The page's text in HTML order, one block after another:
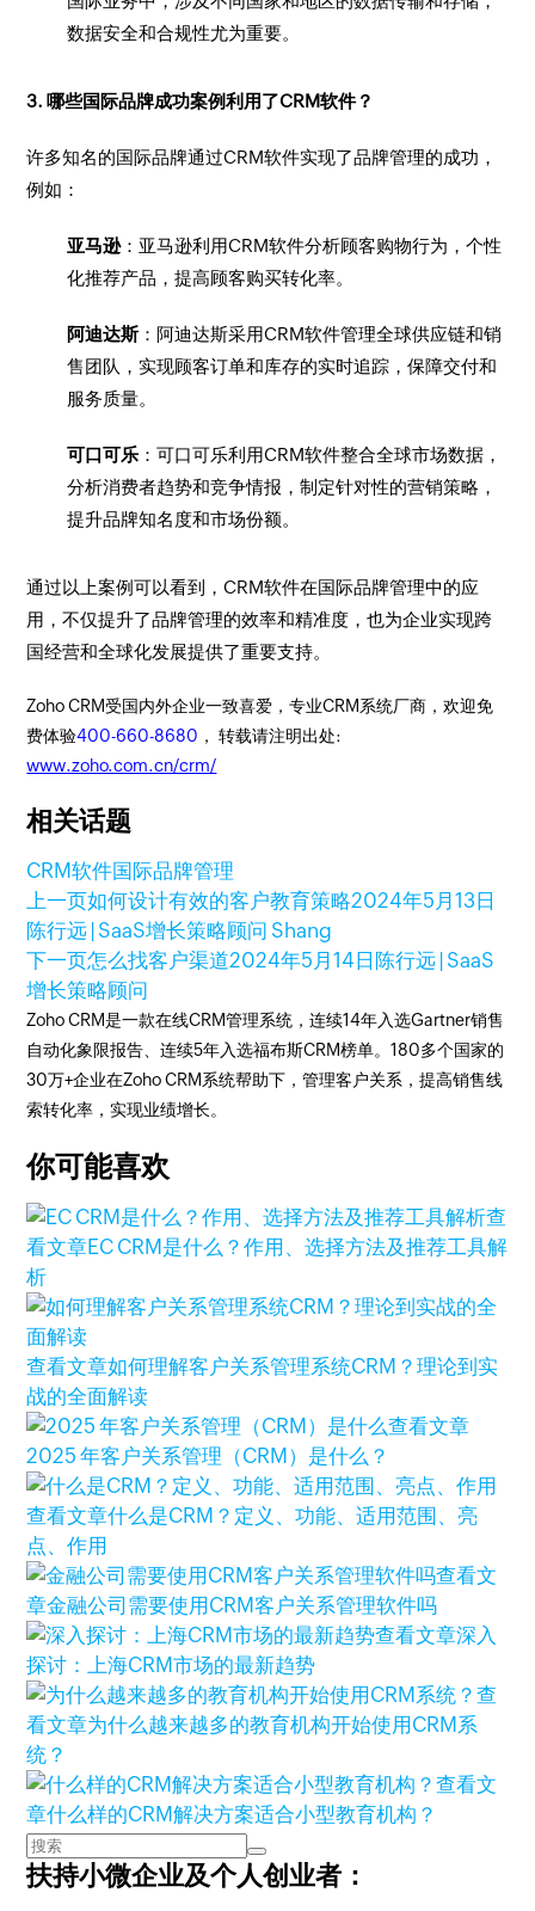
数据安全和合规性尤为重要。
3. 哪些国际品牌成功案例利用了CRM软件？
许多知名的国际品牌通过CRM软件实现了品牌管理的成功，
例如：
亚马逊：亚马逊利用CRM软件分析顾客购物行为，个性
化推荐产品，提高顾客购买转化率。
阿迪达斯：阿迪达斯采用CRM软件管理全球供应链和销
售团队，实现顾客订单和库存的实时追踪，保障交付和
服务质量。
可口可乐 ：可口可乐利用CRM软件整合全球市场数据，
分析消费者趋势和竞争情报，制定针对性的营销策略，
提升品牌知名度和市场份额。
通过以上案例可以看到，CRM软件在国际品牌管理中的应
用，不仅提升了品牌管理的效率和精准度，也为企业实现跨
国经营和全球化发展提供了重要支持。
Zoho CRM受国内外企业一致喜爱，专业CRM系统厂商，欢迎免
费体验400-660-8680 ， 转载请注明出处:
www.zoho.com.cn/crm/
相关话题
CRM软件国际品牌管理
上一页如何设计有效的客户教育策略2024年5月13日
陈行远 | SaaS增长策略顾问 Shang
下一页怎么找客户渠道2024年5月14日 陈行远 | SaaS
增长策略顾问
Zoho CRM是一款在线CRM管理系统，连续14年入选Gartner销售
自动化象限报告、连续5年入选福布斯CRM榜单。180多个国家的
30万+企业在Zoho CRM系统帮助下，管理客户关系，提高销售线
索转化率，实现业绩增长。
你可能喜欢
查
看文章EC CRM是什么？作用、选择方法及推荐工具解
析
查看文章如何理解客户关系管理系统CRM？理论到实
战的全面解读
查看文章
2025 年客户关系管理（CRM）是什么？
查看文章什么是CRM？定义、功能、适用范围、亮
点、作用
查看文
章金融公司需要使用CRM客户关系管理软件吗
查看文章深入
探讨：上海CRM市场的最新趋势
查
看文章为什么越来越多的教育机构开始使用CRM系
统？
查看文
章什么样的CRM解决方案适合小型教育机构？
扶持小微企业及个人创业者：